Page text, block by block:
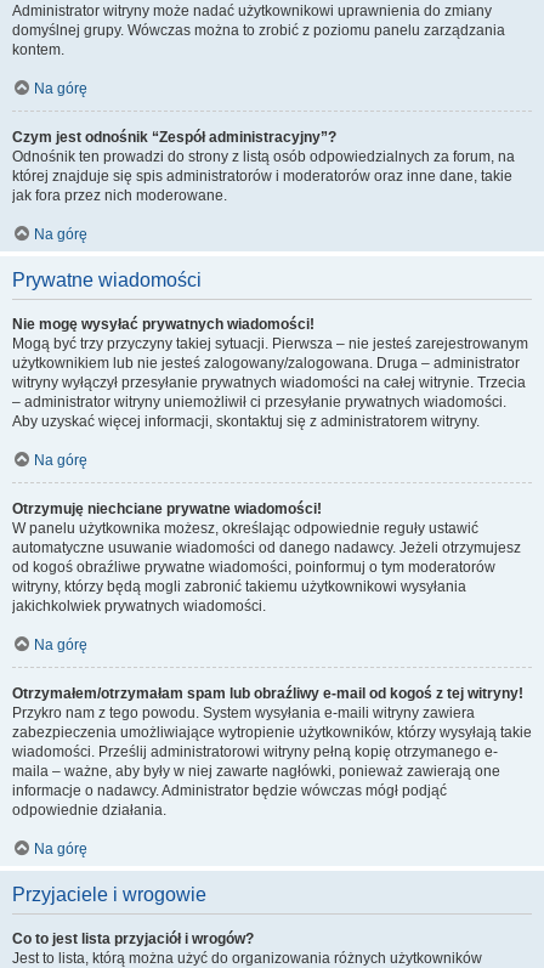
Administrator witryny może nadać użytkownikowi uprawnienia do zmiany
domyślnej grupy. Wówczas można to zrobić z poziomu panelu zarządzania
kontem.
Na górę
Czym jest odnośnik “Zespół administracyjny”?
Odnośnik ten prowadzi do strony z listą osób odpowiedzialnych za forum, na
której znajduje się spis administratorów i moderatorów oraz inne dane, takie
jak fora przez nich moderowane.
Na górę
Prywatne wiadomości
Nie mogę wysyłać prywatnych wiadomości!
Mogą być trzy przyczyny takiej sytuacji. Pierwsza – nie jesteś zarejestrowanym
użytkownikiem lub nie jesteś zalogowany/zalogowana. Druga – administrator
witryny wyłączył przesyłanie prywatnych wiadomości na całej witrynie. Trzecia
– administrator witryny uniemożliwił ci przesyłanie prywatnych wiadomości.
Aby uzyskać więcej informacji, skontaktuj się z administratorem witryny.
Na górę
Otrzymuję niechciane prywatne wiadomości!
W panelu użytkownika możesz, określając odpowiednie reguły ustawić
automatyczne usuwanie wiadomości od danego nadawcy. Jeżeli otrzymujesz
od kogoś obraźliwe prywatne wiadomości, poinformuj o tym moderatorów
witryny, którzy będą mogli zabronić takiemu użytkownikowi wysyłania
jakichkolwiek prywatnych wiadomości.
Na górę
Otrzymałem/otrzymałam spam lub obraźliwy e-mail od kogoś z tej witryny!
Przykro nam z tego powodu. System wysyłania e-maili witryny zawiera
zabezpieczenia umożliwiające wytropienie użytkowników, którzy wysyłają takie
wiadomości. Prześlij administratorowi witryny pełną kopię otrzymanego e-
maila – ważne, aby były w niej zawarte nagłówki, ponieważ zawierają one
informacje o nadawcy. Administrator będzie wówczas mógł podjąć
odpowiednie działania.
Na górę
Przyjaciele i wrogowie
Co to jest lista przyjaciół i wrogów?
Jest to lista, którą można użyć do organizowania różnych użytkowników